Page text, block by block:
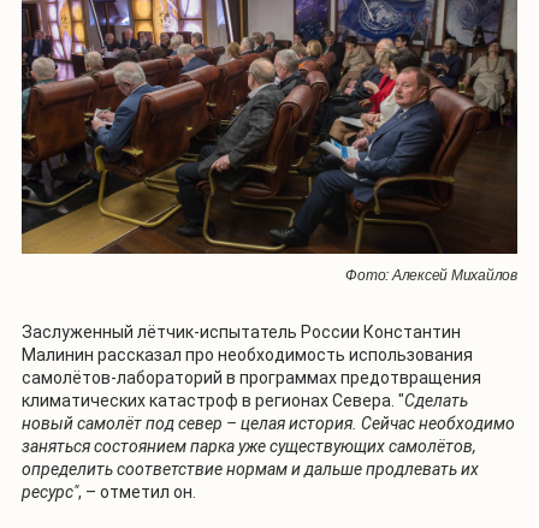
Фото: Алексей Михайлов
Заслуженный лётчик-испытатель России Константин
Малинин рассказал про необходимость использования
самолётов-лабораторий в программах предотвращения
климатических катастроф в регионах Севера. "Сделать
новый самолёт под север – целая история. Сейчас необходимо
заняться состоянием парка уже существующих самолётов,
определить соответствие нормам и дальше продлевать их
ресурс", – отметил он.